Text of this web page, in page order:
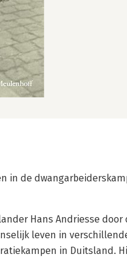
in de
Hans Andriesse door
leven in
in Duitsland.